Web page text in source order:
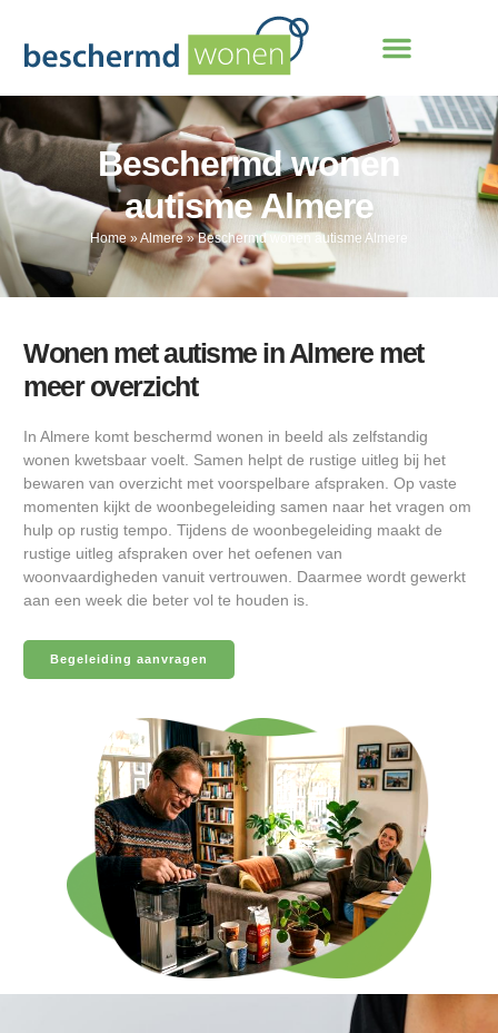
Beschermd wonen
autisme Almere
Home»Almere»Beschermd wonen autisme Almere
Wonen met autisme in Almere met
meer overzicht
In Almere komt beschermd wonen in beeld als zelfstandig
wonen kwetsbaar voelt. Samen helpt de rustige uitleg bij het
bewaren van overzicht met voorspelbare afspraken. Op vaste
momenten kijkt de woonbegeleiding samen naar het vragen om
hulp op rustig tempo. Tijdens de woonbegeleiding maakt de
rustige uitleg afspraken over het oefenen van
woonvaardigheden vanuit vertrouwen. Daarmee wordt gewerkt
aan een week die beter vol te houden is.
Begeleiding aanvragen